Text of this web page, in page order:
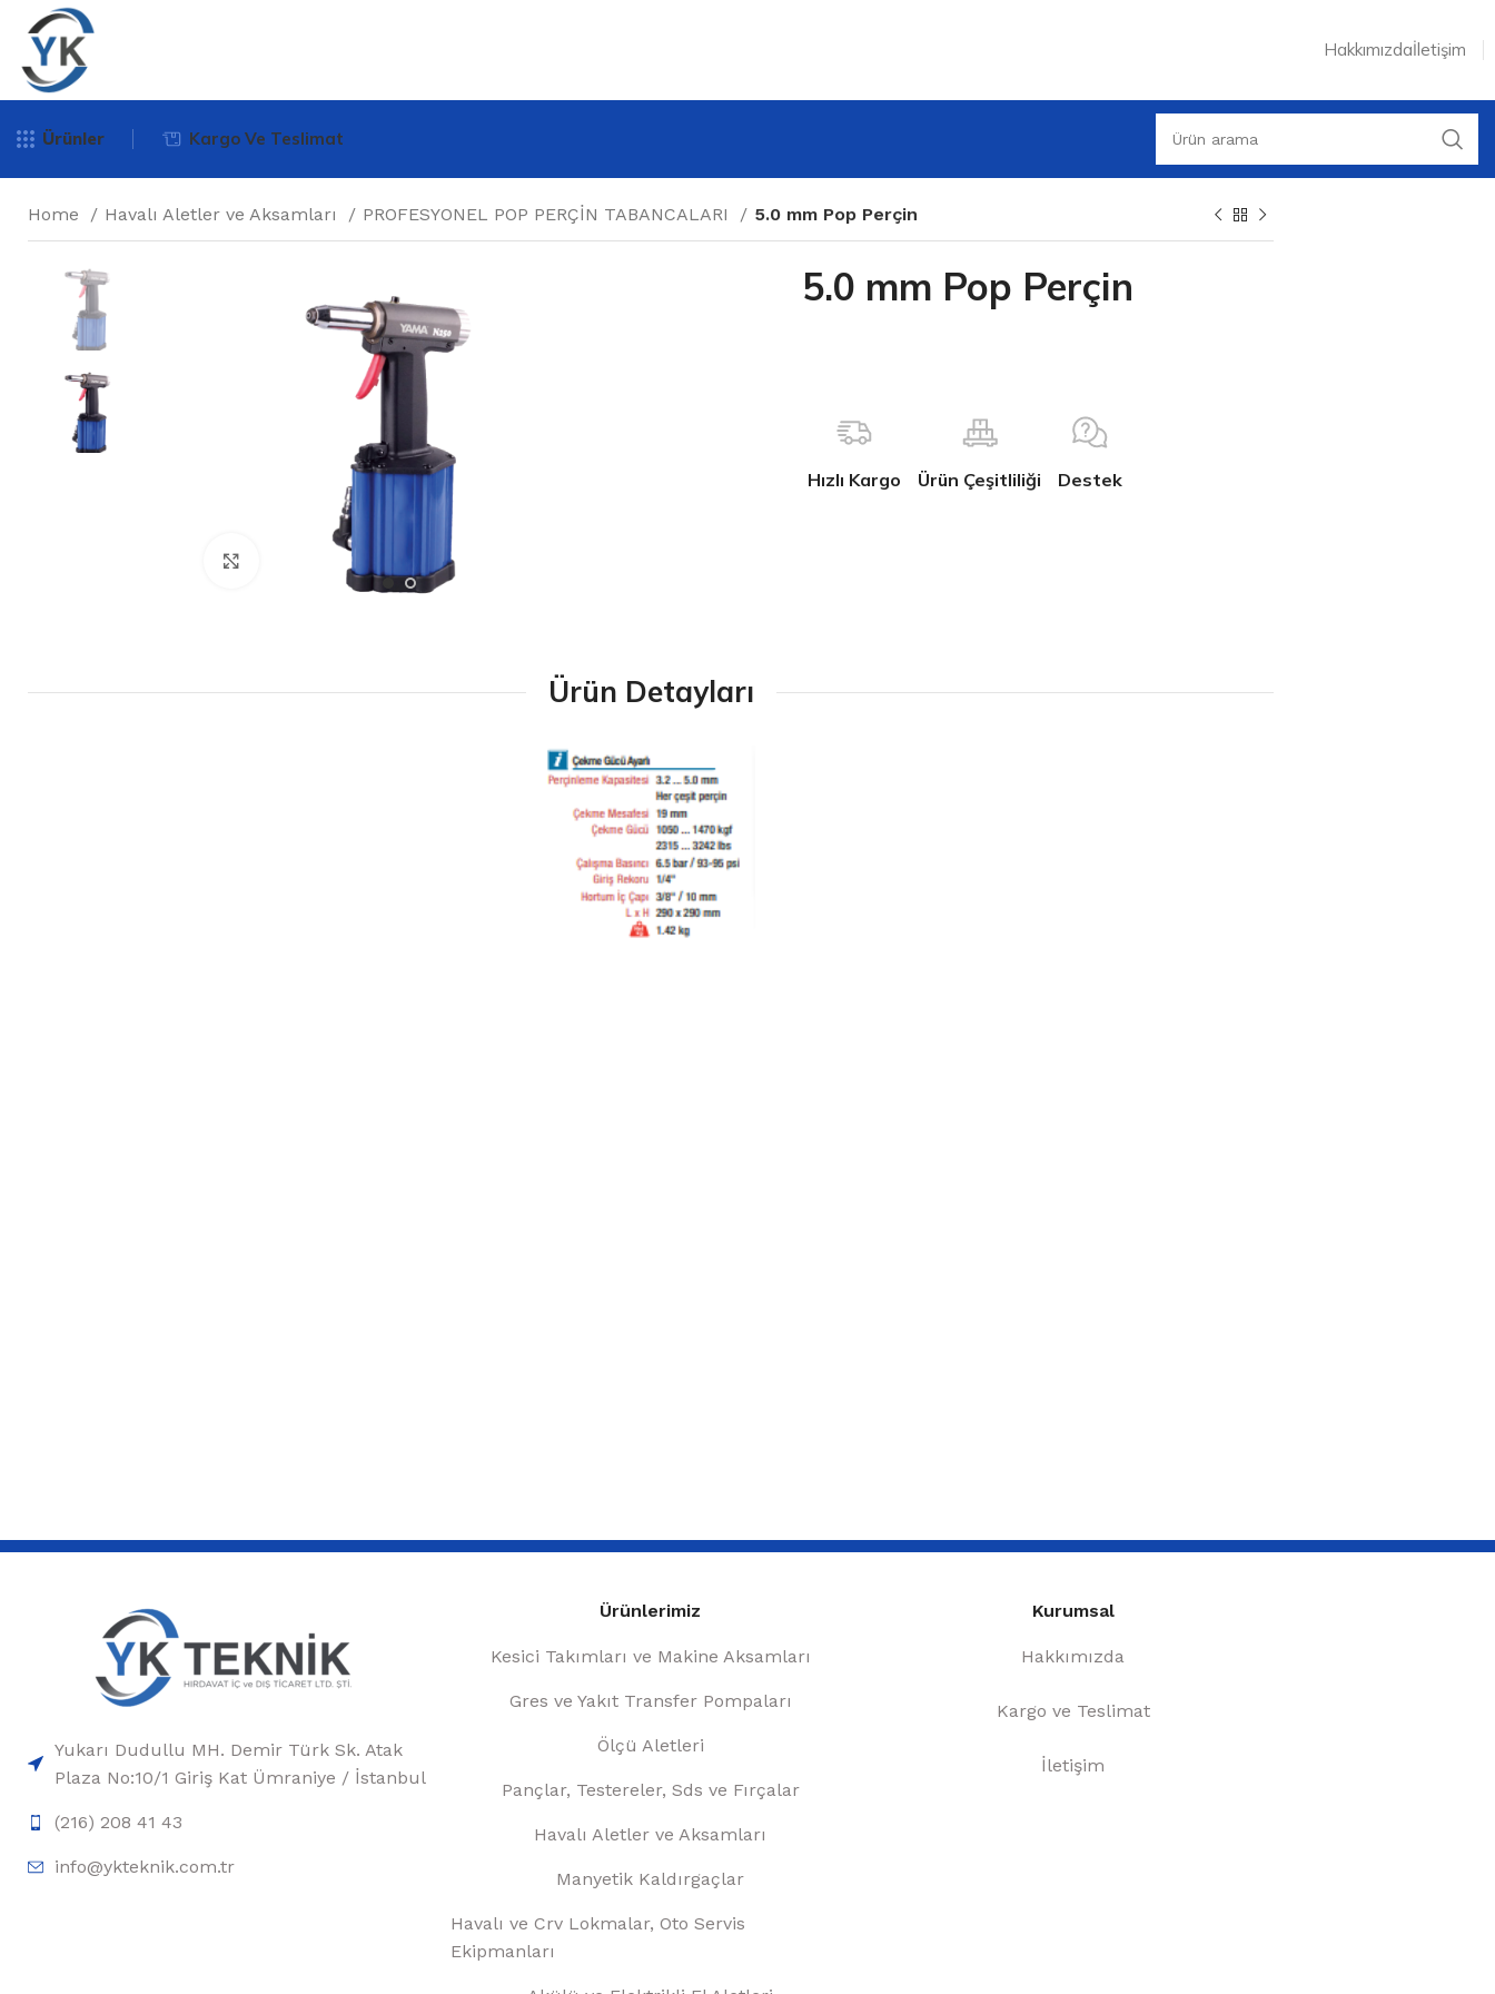
Hakkımızdaİletişim
Ürünler Kargo Ve Teslimat
Home Havalı Aletler ve Aksamları PROFESYONEL POP PERÇİN TABANCALARI 5.0 mm Pop Perçin
Büyütmek için tıklayın
5.0 mm Pop Perçin
Hızlı Kargo Ürün Çeşitliliği Destek
Ürün Detayları
Yukarı Dudullu MH. Demir Türk Sk. Atak
Plaza No:10/1 Giriş Kat Ümraniye / İstanbul
(216) 208 41 43
info@ykteknik.com.tr
Ürünlerimiz
Kesici Takımları ve Makine Aksamları
Gres ve Yakıt Transfer Pompaları
Ölçü Aletleri
Pançlar, Testereler, Sds ve Fırçalar
Havalı Aletler ve Aksamları
Manyetik Kaldırgaçlar
Havalı ve Crv Lokmalar, Oto Servis
Ekipmanları
Kurumsal
Hakkımızda
Kargo ve Teslimat
İletişim